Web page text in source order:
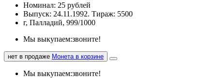
Номинал: 25 рублей
Выпуск: 24.11.1992. Тираж: 5500
г, Палладий, 999/1000
Мы выкупаем:звоните!
нет в продаже Монета в корзине
Мы выкупаем:звоните!